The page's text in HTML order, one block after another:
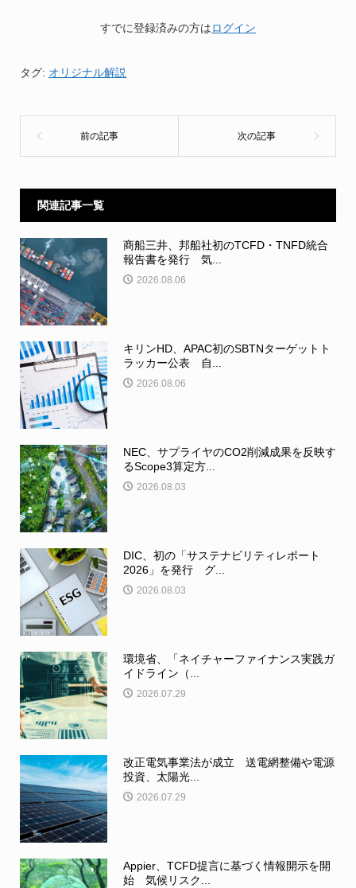
すでに登録済みの方はログイン
タグ: オリジナル解説
関連記事一覧
商船三井、邦船社初のTCFD・TNFD統合
報告書を発行 気...
2026.08.06
キリンHD、APAC初のSBTNターゲットト
ラッカー公表 自...
2026.08.06
NEC、サプライヤのCO2削減成果を反映す
るScope3算定方...
2026.08.03
DIC、初の「サステナビリティレポート
2026」を発行 グ...
2026.08.03
環境省、「ネイチャーファイナンス実践ガ
イドライン（...
2026.07.29
改正電気事業法が成立 送電網整備や電源
投資、太陽光...
2026.07.29
Appier、TCFD提言に基づく情報開示を開
始 気候リスク...